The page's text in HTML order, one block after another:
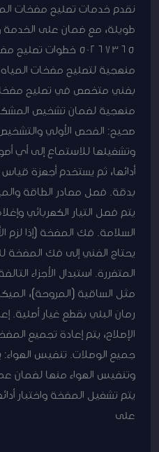
نقدم خدمات تصليح مضخات
طويلة، مع ضمان على الخدمة
50267365 خطوات
منهجية لتصليح مضخات المياه
بفني متخصص في تصليح
منهجية لضمان تشخيص
صحيح: الفحص الأولي
وتشغيلها للاستماع إلى أي
أدائها، ثم يستخدم أجهزة
بدقة. فصل مصادر الطاقة
يتم فصل التيار الكهربائي
السلامة. فك المضخة (إذا لزم
يحتاج الفني إلى فك المضخة
المتضررة. استبدال الأجزاء
مثل الساقية (المروحة)،
رمان البلي بقطع غيار أصلية.
الإصلاح، يتم إعادة تجميع
جميع الوصلات. تنفيس الهواء:
وتنفيس الهواء منها لضمان
يتم تشغيل المضخة واختبار
على